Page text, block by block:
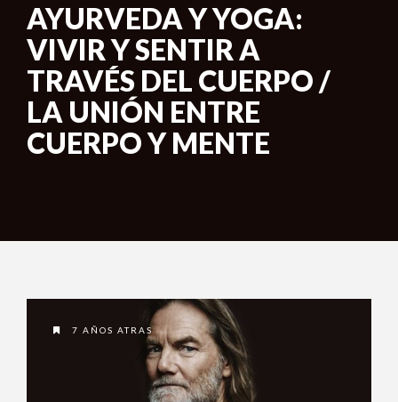
AYURVEDA Y YOGA:
VIVIR Y SENTIR A
TRAVÉS DEL CUERPO /
LA UNIÓN ENTRE
CUERPO Y MENTE
7 AÑOS ATRAS